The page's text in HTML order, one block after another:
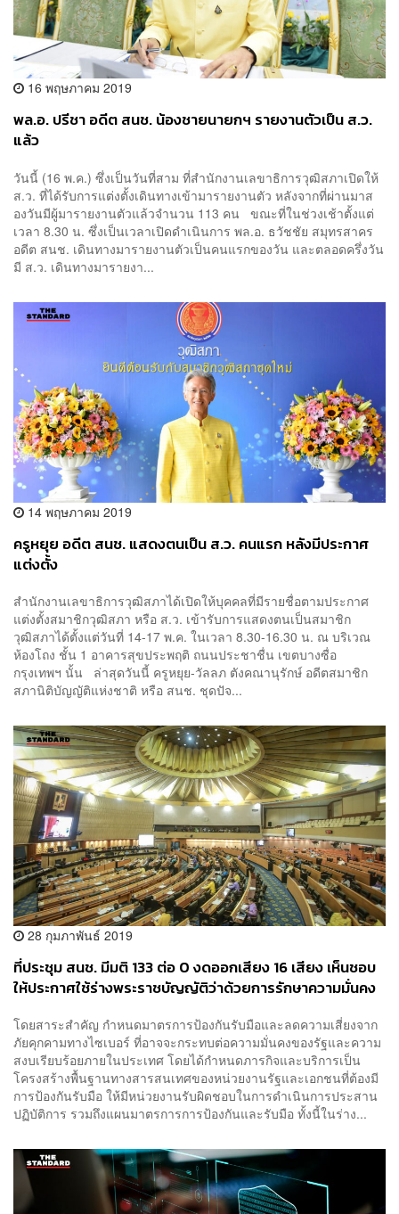
16 พฤษภาคม 2019
พล.อ. ปรีชา อดีต สนช. น้องชายนายกฯ รายงานตัวเป็น ส.ว.
แล้ว
วันนี้ (16 พ.ค.) ซึ่งเป็นวันที่สาม ที่สำนักงานเลขาธิการวุฒิสภาเปิดให้
ส.ว. ที่ได้รับการแต่งตั้งเดินทางเข้ามารายงานตัว หลังจากที่ผ่านมาส
องวันมีผู้มารายงานตัวแล้วจำนวน 113 คน ขณะที่ในช่วงเช้าตั้งแต่
เวลา 8.30 น. ซึ่งเป็นเวลาเปิดดำเนินการ พล.อ. ธวัชชัย สมุทรสาคร
อดีต สนช. เดินทางมารายงานตัวเป็นคนแรกของวัน และตลอดครึ่งวัน
มี ส.ว. เดินทางมารายงา...
14 พฤษภาคม 2019
ครูหยุย อดีต สนช. แสดงตนเป็น ส.ว. คนแรก หลังมีประกาศ
แต่งตั้ง
สำนักงานเลขาธิการวุฒิสภาได้เปิดให้บุคคลที่มีรายชื่อตามประกาศ
แต่งตั้งสมาชิกวุฒิสภา หรือ ส.ว. เข้ารับการแสดงตนเป็นสมาชิก
วุฒิสภาได้ตั้งแต่วันที่ 14-17 พ.ค. ในเวลา 8.30-16.30 น. ณ บริเวณ
ห้องโถง ชั้น 1 อาคารสุขประพฤติ ถนนประชาชื่น เขตบางซื่อ
กรุงเทพฯ นั้น ล่าสุดวันนี้ ครูหยุย-วัลลภ ตังคณานุรักษ์ อดีตสมาชิก
สภานิติบัญญัติแห่งชาติ หรือ สนช. ชุดปัจ...
28 กุมภาพันธ์ 2019
ที่ประชุม สนช. มีมติ 133 ต่อ 0 งดออกเสียง 16 เสียง เห็นชอบ
ให้ประกาศใช้ร่างพระราชบัญญัติว่าด้วยการรักษาความมั่นคง
โดยสาระสำคัญ กำหนดมาตรการป้องกันรับมือและลดความเสี่ยงจาก
ภัยคุกคามทางไซเบอร์ ที่อาจจะกระทบต่อความมั่นคงของรัฐและความ
สงบเรียบร้อยภายในประเทศ โดยได้กำหนดภารกิจและบริการเป็น
โครงสร้างพื้นฐานทางสารสนเทศของหน่วยงานรัฐและเอกชนที่ต้องมี
การป้องกันรับมือ ให้มีหน่วยงานรับผิดชอบในการดำเนินการประสาน
ปฏิบัติการ รวมถึงแผนมาตรการการป้องกันและรับมือ ทั้งนี้ในร่าง...